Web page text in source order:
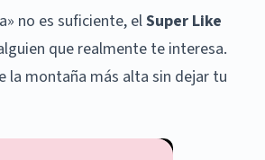
no es suficiente, elSuper Like
que realmente te interesa.
la montaña más alta sin dejar tu